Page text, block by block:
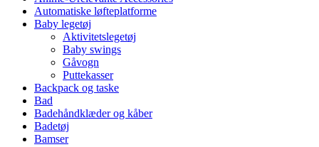
Automatiske løfteplatforme
Baby legetøj
Aktivitetslegetøj
Baby swings
Gåvogn
Puttekasser
Backpack og taske
Bad
Badehåndklæder og kåber
Badetøj
Bamser